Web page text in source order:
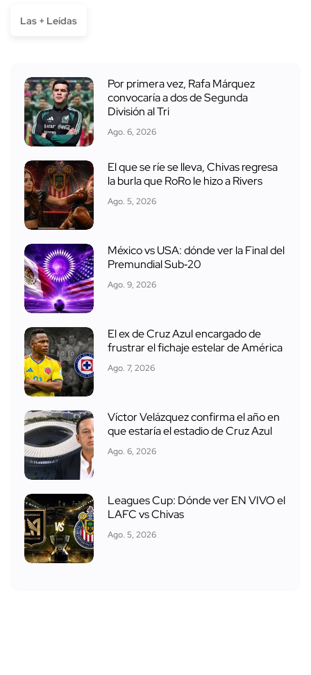
Las + Leídas
Por primera vez, Rafa Márquez
convocaría a dos de Segunda
División al Tri
Ago. 6, 2026
El que se ríe se lleva, Chivas regresa
la burla que RoRo le hizo a Rivers
Ago. 5, 2026
México vs USA: dónde ver la Final del
Premundial Sub‑20
Ago. 9, 2026
El ex de Cruz Azul encargado de
frustrar el fichaje estelar de América
Ago. 7, 2026
Víctor Velázquez confirma el año en
que estaría el estadio de Cruz Azul
Ago. 6, 2026
Leagues Cup: Dónde ver EN VIVO el
LAFC vs Chivas
Ago. 5, 2026